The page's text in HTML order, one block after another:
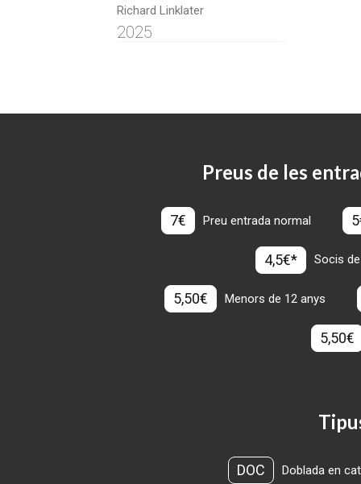
Richard Linklater
2025
Preus de les
7€ Preu entrada normal
4,5€* Socis
5,50€ Menors de 12 anys
5,50€
DOC Doblada en